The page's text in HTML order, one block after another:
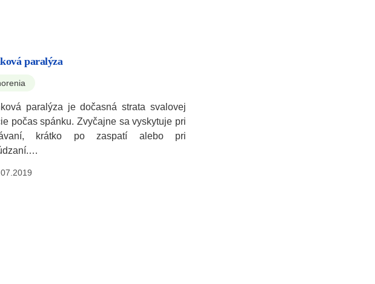
paralýza
paralýza je dočasná strata svalovej
počas spánku. Zvyčajne sa vyskytuje pri
krátko po zaspatí alebo pri